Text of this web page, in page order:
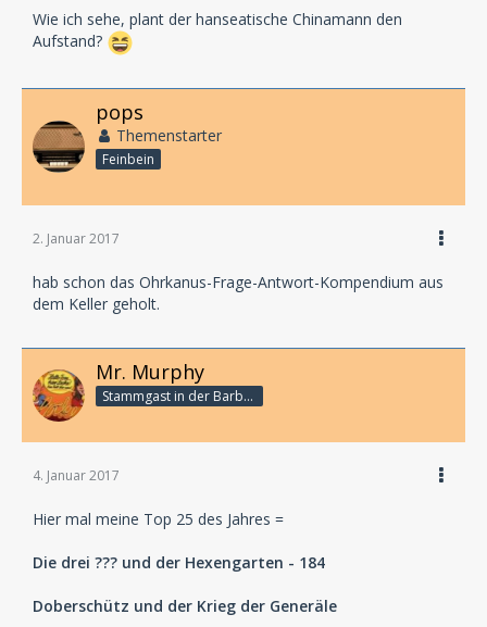
Wie ich sehe, plant der hanseatische Chinamann den
Aufstand?
pops
Themenstarter
Feinbein
2. Januar 2017
hab schon das Ohrkanus-Frage-Antwort-Kompendium aus
dem Keller geholt.
Mr. Murphy
Stammgast in der Barbarabar
4. Januar 2017
Hier mal meine Top 25 des Jahres =
Die drei ??? und der Hexengarten - 184
Doberschütz und der Krieg der Generäle